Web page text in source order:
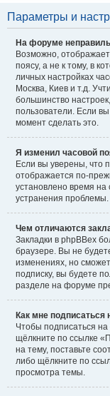
Параметры и
На форуме
Возможно,
поясу, а не к тому, в
личных настройках
Москва, Киев и т.д.
большинство
пользователи. Если
момент сделать это.
Я изменил часовой
Если вы уверены, что
отображается по-
установлено время
устранения проблемы.
Чем отличаются
Закладки в phpBBex
браузере. Вы не
изменениях, но
подписку, вы будете
разделе на форуме
Как мне
Чтобы подписаться
щёлкните по ссылке
на тему, поставьте
либо щёлкните по
просмотра темы.